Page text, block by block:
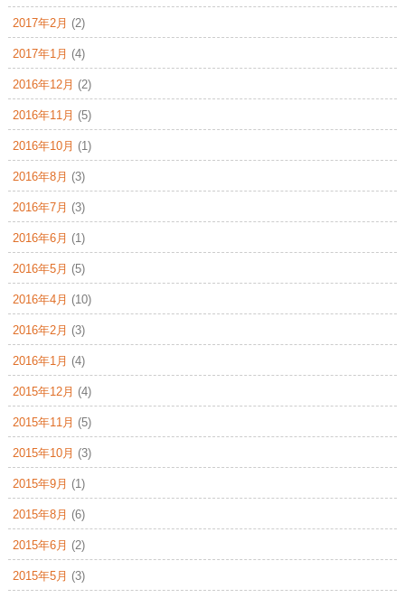
2017年2月 (2)
2017年1月 (4)
2016年12月 (2)
2016年11月 (5)
2016年10月 (1)
2016年8月 (3)
2016年7月 (3)
2016年6月 (1)
2016年5月 (5)
2016年4月 (10)
2016年2月 (3)
2016年1月 (4)
2015年12月 (4)
2015年11月 (5)
2015年10月 (3)
2015年9月 (1)
2015年8月 (6)
2015年6月 (2)
2015年5月 (3)